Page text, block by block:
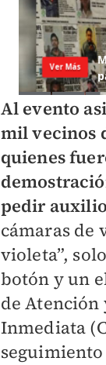
Al evento
mil vecinos
quienes
pedir auxilio
cámaras de
violeta”,
botón y un
de Atención
Inmediata
seguimiento